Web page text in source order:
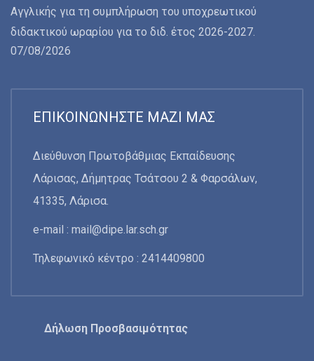
Αγγλικής για τη συμπλήρωση του υποχρεωτικού
διδακτικού ωραρίου για το διδ. έτος 2026-2027.
07/08/2026
ΕΠΙΚΟΙΝΩΝΉΣΤΕ ΜΑΖΊ ΜΑΣ
Διεύθυνση Πρωτοβάθμιας Εκπαίδευσης
Λάρισας, Δήμητρας Τσάτσου 2 & Φαρσάλων,
41335, Λάρισα.
e-mail : mail@dipe.lar.sch.gr
Τηλεφωνικό κέντρο : 2414409800
Δήλωση Προσβασιμότητας